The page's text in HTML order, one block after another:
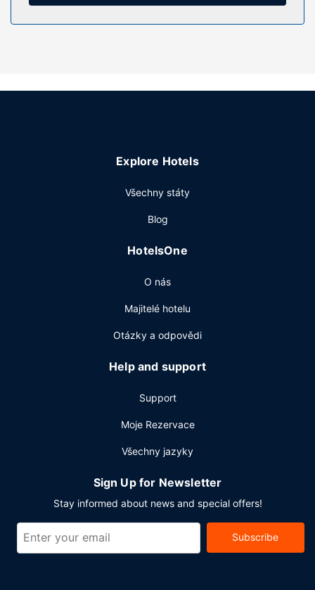
Vybavení nemovitosti
salón pro recepce.
výber hned z 2 restaurací. Chcete-li si vychutnat svůj
malý příplatek budete zváni na bufetovou snídani, která se
úschova zavazadel a výtah. Za příplatek je hostům
letiště (k dispozici nonstop).
Explore Hotels
Všechny státy
Blog
HotelsOne
O nás
Majitelé hotelu
Otázky a odpovědi
Help and support
Support
Moje Rezervace
Všechny jazyky
Sign Up for Newsletter
Stay informed about news and special offers!
Subscribe